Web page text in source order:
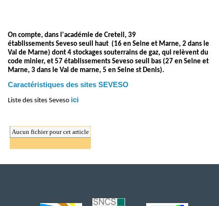
On compte, dans l'académie de Creteil, 39
établissements Seveso seuil haut (16 en Seine et Marne, 2 dans le
Val de Marne) dont 4 stockages souterrains de gaz, qui relèvent du
code minier, et 57 établissements Seveso seuil bas (27 en Seine et
Marne, 3 dans le Val de marne, 5 en Seine st Denis).
Caractéristiques des sites SEVESO
Liste des sites Seveso ici
Aucun fichier pour cet article